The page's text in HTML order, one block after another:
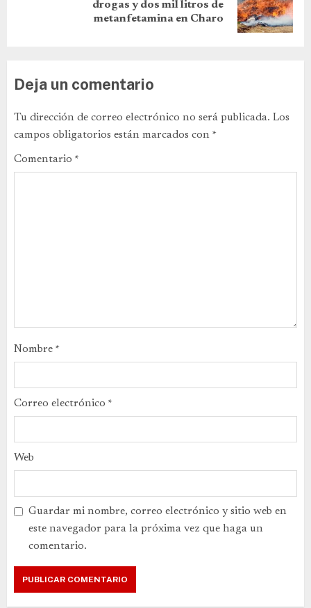
drogas y dos mil litros de
metanfetamina en Charo
Deja un comentario
Tu dirección de correo electrónico no será publicada. Los
campos obligatorios están marcados con *
Comentario *
Nombre *
Correo electrónico *
Web
Guardar mi nombre, correo electrónico y sitio web en
este navegador para la próxima vez que haga un
comentario.